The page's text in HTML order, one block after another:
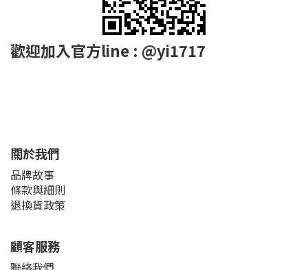
歡迎加入官方line : @yi1717
關於我們
品牌故事
條款與細則
退換貨政策
顧客服務